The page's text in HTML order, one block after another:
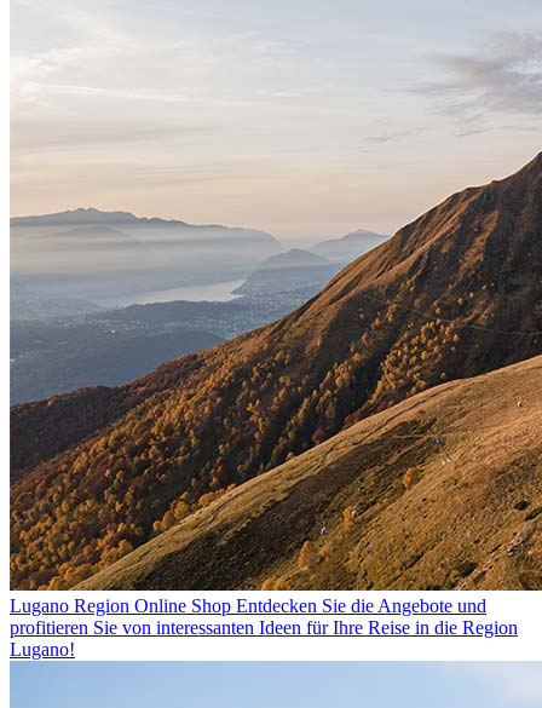
Lugano Region Online Shop Entdecken Sie die Angebote und
profitieren Sie von interessanten Ideen für Ihre Reise in die Region
Lugano!